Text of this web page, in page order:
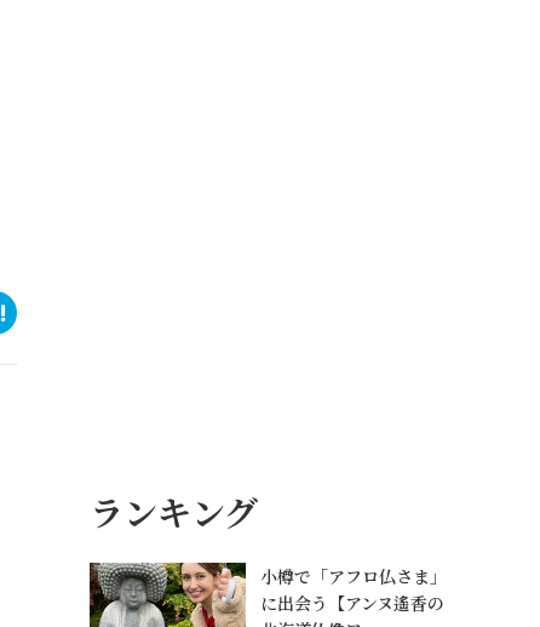
ランキング
小樽で「アフロ仏さま」
に出会う【アンヌ遙香の